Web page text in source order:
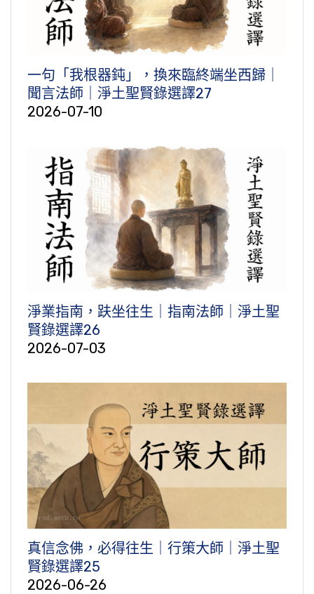
一句「我根器鈍」，換來臨終端坐西歸｜
聞言法師｜淨土聖賢錄選譯27
2026-07-10
淨業指南，趺坐往生｜指南法師｜淨土聖
賢錄選譯26
2026-07-03
真信念佛，必得往生｜行策大師｜淨土聖
賢錄選譯25
2026-06-26